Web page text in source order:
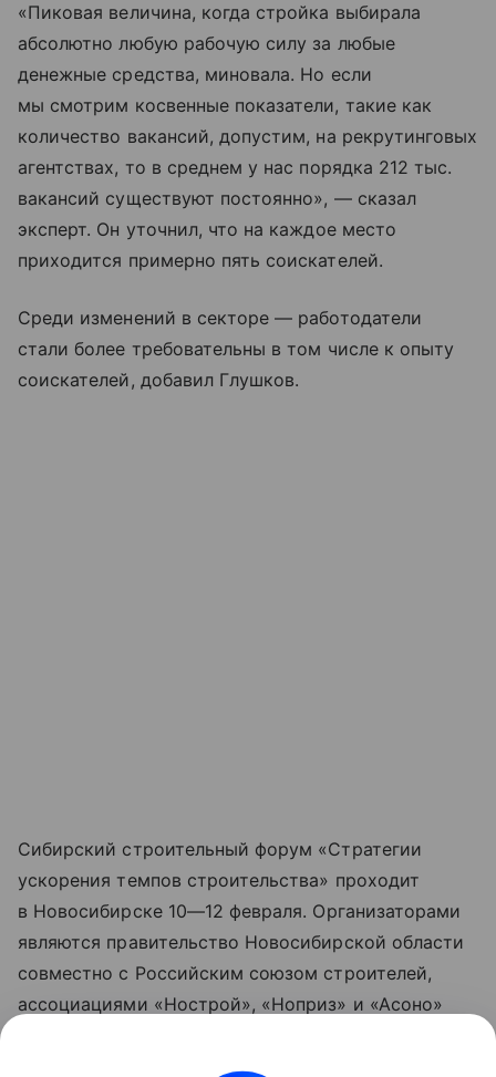
«Пиковая величина, когда стройка выбирала
абсолютно любую рабочую силу за любые
денежные средства, миновала. Но если
мы смотрим косвенные показатели, такие как
количество вакансий, допустим, на рекрутинговых
агентствах, то в среднем у нас порядка 212 тыс.
вакансий существуют постоянно», — сказал
эксперт. Он уточнил, что на каждое место
приходится примерно пять соискателей.
Среди изменений в секторе — работодатели
стали более требовательны в том числе к опыту
соискателей, добавил Глушков.
Сибирский строительный форум «Стратегии
ускорения темпов строительства» проходит
в Новосибирске 10—12 февраля. Организаторами
являются правительство Новосибирской области
совместно с Российским союзом строителей,
ассоциациями «Нострой», «Ноприз» и «Асоно»
и жилищно-коммунального хозяйства РФ. Всего